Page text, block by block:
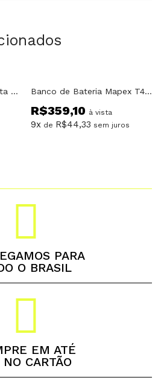
Baqueta de repique Ponta de Madeira – Musical Center Som – Fanfarra Banco de Bateria Mapex T400
R$359,10 à vista
9x de R$44,33 sem juros
PARA
O BRASIL
EM ATÉ
NO CARTÃO